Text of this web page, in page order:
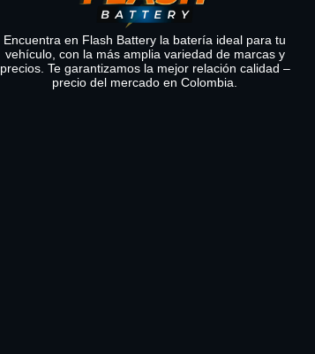
Encuentra en Flash Battery la batería ideal para tu
vehículo, con la más amplia variedad de marcas y
precios. Te garantizamos la mejor relación calidad –
precio del mercado en Colombia.